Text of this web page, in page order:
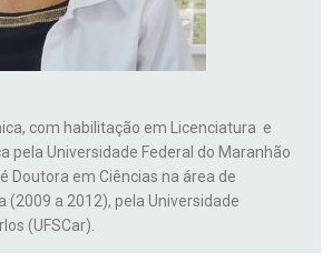
com habilitação em Licenciatura e
pela Universidade Federal do Maranhão
Doutora em Ciências na área de
(2009 a 2012), pela Universidade
(UFSCar).